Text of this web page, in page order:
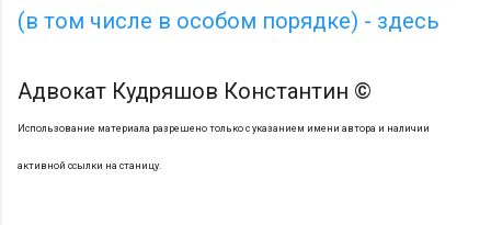
(в том числе в особом порядке) - здесь
Адвокат Кудряшов Константин ©
Использование материала разрешено только с указанием имени автора и наличии
активной ссылки на станицу.